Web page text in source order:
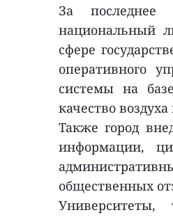
За последнее
национальный
сфере
оперативного
системы на
качество
Также город
информации,
общественных